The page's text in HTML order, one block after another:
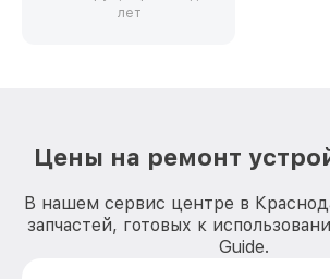
лет
Цены на ремонт
В нашем сервис центре в
запчастей, готовых к
Guide.